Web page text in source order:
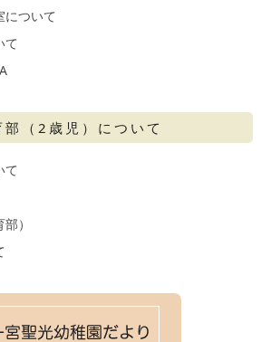
について
て
部（2歳児）について
て
）